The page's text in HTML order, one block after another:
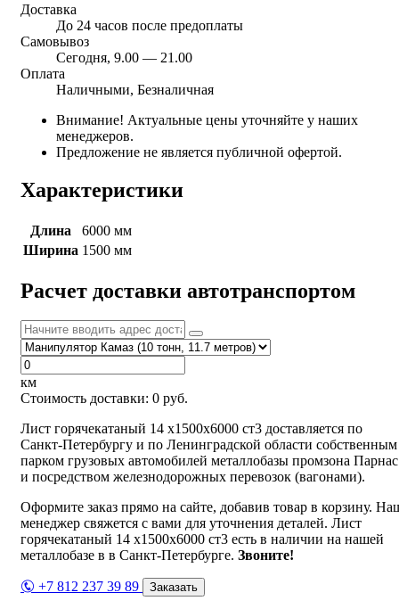
Доставка
До 24 часов после предоплаты
Самовывоз
Сегодня, 9.00 — 21.00
Оплата
Наличными, Безналичная
Внимание! Актуальные цены уточняйте у наших
менеджеров.
Предложение не является публичной офертой.
Характеристики
Длина
6000 мм
Ширина 1500 мм
Расчет доставки автотранспортом
км
Стоимость доставки: 0 руб.
Лист горячекатаный 14 х1500х6000 ст3 доставляется по
Санкт-Петербургу и по Ленинградской области собственным
парком грузовых автомобилей металлобазы промзона Парнас
и посредством железнодорожных перевозок (вагонами).
Оформите заказ прямо на сайте, добавив товар в корзину.
менеджер свяжется с вами для уточнения деталей. Лист
горячекатаный 14 х1500х6000 ст3 есть в наличии на нашей
металлобазе в в Санкт-Петербурге. Звоните!
+7 812 237 39 89 Заказать